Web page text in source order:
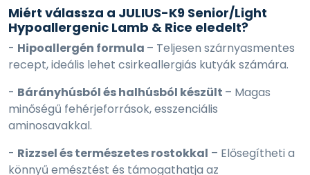
Miért válassza a JULIUS-K9 Senior/Light
Hypoallergenic Lamb & Rice eledelt?
- Hipoallergén formula – Teljesen szárnyasmentes
recept, ideális lehet csirkeallergiás kutyák számára.
- Bárányhúsból és halhúsból készült – Magas
minőségű fehérjeforrások, esszenciális
aminosavakkal.
- Rizzsel és természetes rostokkal – Elősegítheti a
könnyű emésztést és támogathatja az